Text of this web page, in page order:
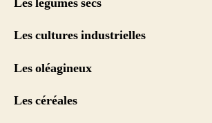
Les cultures industrielles
Les oléagineux
Les céréales